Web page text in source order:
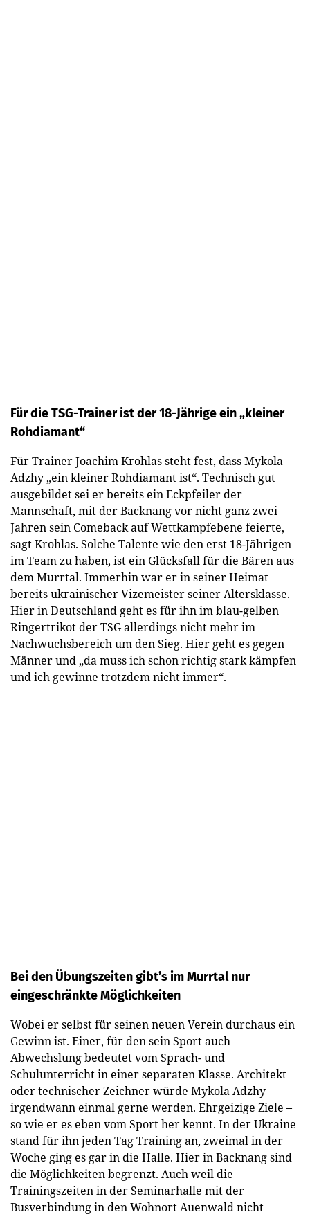
Für die TSG-Trainer ist der 18-Jährige ein „kleiner
Rohdiamant“
Für Trainer Joachim Krohlas steht fest, dass Mykola
Adzhy „ein kleiner Rohdiamant ist“. Technisch gut
ausgebildet sei er bereits ein Eckpfeiler der
Mannschaft, mit der Backnang vor nicht ganz zwei
Jahren sein Comeback auf Wettkampfebene feierte,
sagt Krohlas. Solche Talente wie den erst 18-Jährigen
im Team zu haben, ist ein Glücksfall für die Bären aus
dem Murrtal. Immerhin war er in seiner Heimat
bereits ukrainischer Vizemeister seiner Altersklasse.
Hier in Deutschland geht es für ihn im blau-gelben
Ringertrikot der TSG allerdings nicht mehr im
Nachwuchsbereich um den Sieg. Hier geht es gegen
Männer und „da muss ich schon richtig stark kämpfen
und ich gewinne trotzdem nicht immer“.
Bei den Übungszeiten gibt’s im Murrtal nur
eingeschränkte Möglichkeiten
Wobei er selbst für seinen neuen Verein durchaus ein
Gewinn ist. Einer, für den sein Sport auch
Abwechslung bedeutet vom Sprach- und
Schulunterricht in einer separaten Klasse. Architekt
oder technischer Zeichner würde Mykola Adzhy
irgendwann einmal gerne werden. Ehrgeizige Ziele –
so wie er es eben vom Sport her kennt. In der Ukraine
stand für ihn jeden Tag Training an, zweimal in der
Woche ging es gar in die Halle. Hier in Backnang sind
die Möglichkeiten begrenzt. Auch weil die
Trainingszeiten in der Seminarhalle mit der
Busverbindung in den Wohnort Auenwald nicht